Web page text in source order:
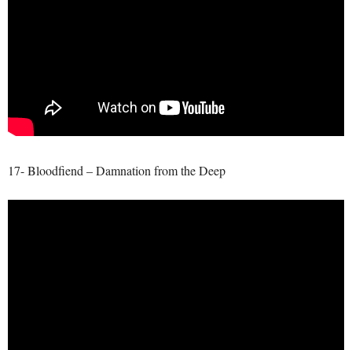
17- Bloodfiend – Damnation from the Deep